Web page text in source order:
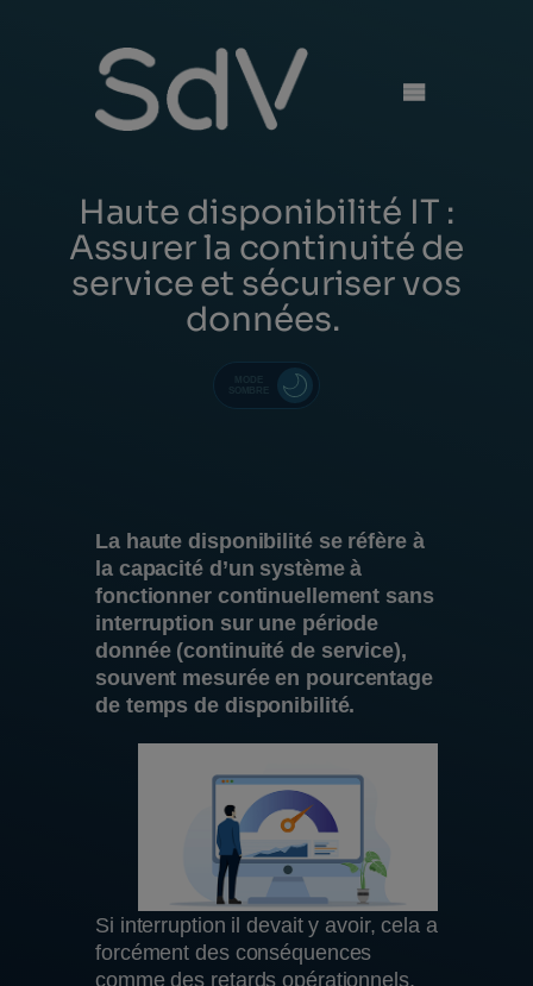
Haute disponibilité IT :
Assurer la continuité de
service et sécuriser vos
données.
La haute disponibilité se réfère à
la capacité d’un système à
fonctionner continuellement sans
interruption sur une période
donnée (continuité de service),
souvent mesurée en pourcentage
de temps de disponibilité.
Si interruption il devait y avoir, cela a
forcément des conséquences
comme des retards opérationnels,